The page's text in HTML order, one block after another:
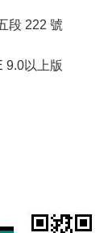
段 222 號
9.0以上版